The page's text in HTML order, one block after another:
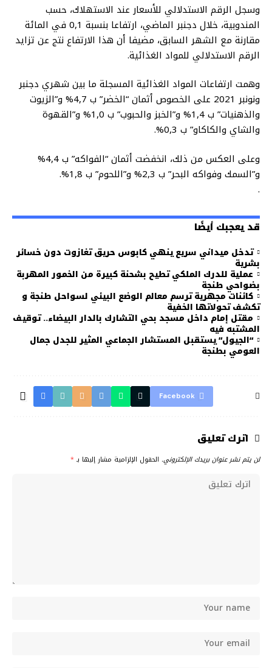
وسجل الرقم الاستدلالي للأسعار عند الاستهلاك، حسب
المندوبية، خلال دجنبر الماضي، ارتفاعا بنسبة 0,1 في المائة
مقارنة مع الشهر السابق، مضيفا أن هذا الارتفاع نتج عن تزايد
الرقم الاستدلالي للمواد الغذائية.
وهمت ارتفاعات المواد الغذائية المسجلة ما بين شهري دجنبر
ونونبر 2021 على الخصوص أثمان “الخضر” ب 4,7% و”الزيوت
والذهنيات” ب 1,4% و”الخبز والحبوب” ب 1,0% و”القهوة
والشاي والكاكاو” ب 0,3%.
وعلى العكس من ذلك، انخفضت أثمان “الفواكه” ب 4,4%
و”السمك وفواكه البحر” ب 2,3% و”اللحوم” ب 1,8%.
.
قد يعجبك أيضًا
تدخل ميداني سريع ينهي كابوس حريق تغازوت دون خسائر
بشرية
عملية للدرك الملكي تطيح بشحنة كبيرة من الخمور المهربة
بضواحي طنجة
كائنات مجهرية ترسم معالم الوضع البيئي لسواحل طنجة و
تكشف تحولاتها الخفية
مقتل إمام داخل مسجد بحي التشارك بالدار البيضاء.. توقيف
المشتبه فيه
“الجيول” يستقبل المستشار الجماعي المثير للجدل جمال
العومي بطنجة
Facebook
اترك تعليق
لن يتم نشر عنوان بريدك الإلكتروني. الحقول الإلزامية مشار إليها بـ *